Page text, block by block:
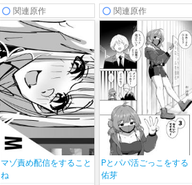
関連原作
マゾ責め配信をすること
ね
関連原作
Pとパパ活ごっこをする
佑芽